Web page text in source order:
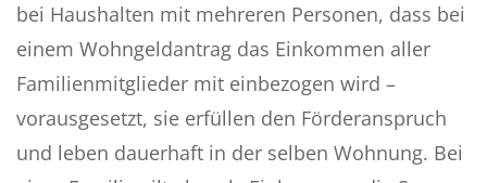
bei Haushalten mit mehreren Personen, dass bei
einem Wohngeldantrag das Einkommen aller
Familienmitglieder mit einbezogen wird –
vorausgesetzt, sie erfüllen den Förderanspruch
und leben dauerhaft in der selben Wohnung. Bei